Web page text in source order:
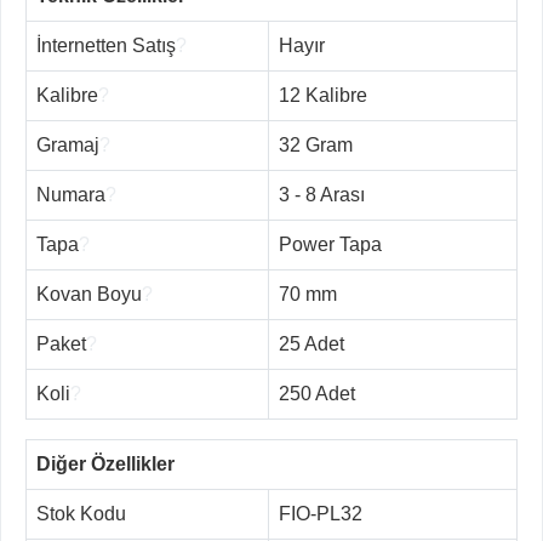
İnternetten Satış Hayır
Kalibre 12 Kalibre
Gramaj 32 Gram
Numara 3 - 8 Arası
Tapa Power Tapa
Kovan Boyu 70 mm
Paket? 25 Adet
Koli 250 Adet
Diğer Özellikler
Stok Kodu FIO-PL32